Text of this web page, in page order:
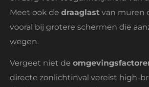
Meet ook de draaglast van muren
vooral bij grotere schermen die
wegen.
Vergeet niet de
directe zonlichtinval vereist high-